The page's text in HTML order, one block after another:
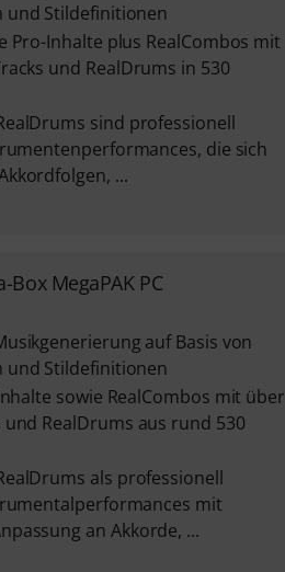
und Stildefinitionen
Pro-Inhalte plus RealCombos mit
und RealDrums in 530
sind professionell
die sich
...
Box MegaPAK PC
auf Basis von
und Stildefinitionen
sowie RealCombos mit über
und RealDrums aus rund 530
als professionell
mit
an Akkorde, ...